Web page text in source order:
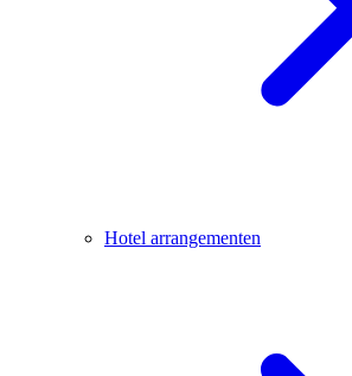
Hotel arrangementen